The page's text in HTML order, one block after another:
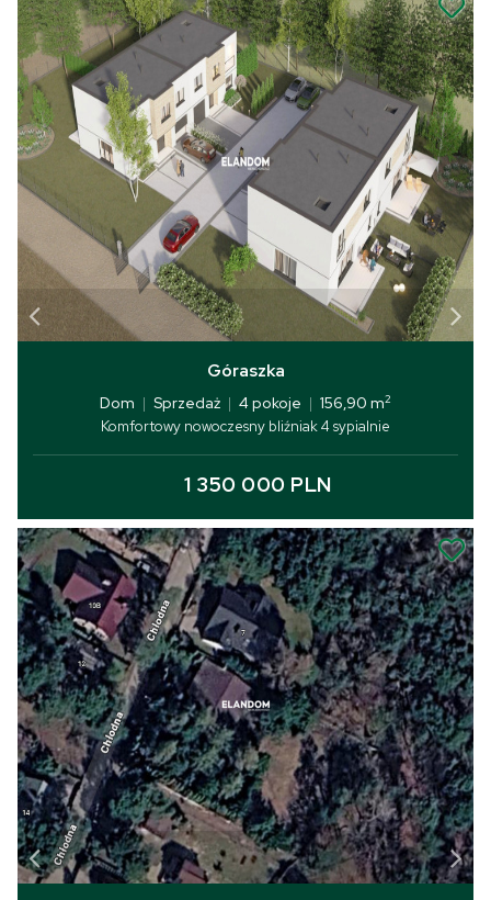
Góraszka
Dom | Sprzedaż | 4 pokoje | 156,90 m2
Komfortowy nowoczesny bliźniak 4 sypialnie
1 350 000 PLN